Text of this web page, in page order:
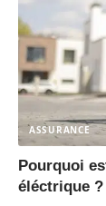
ASSURANCE
Pourquoi
éléctrique ?